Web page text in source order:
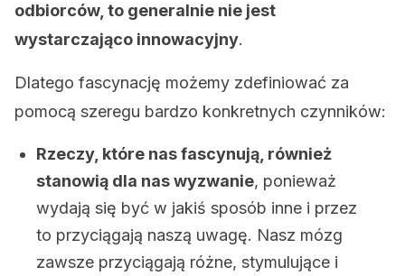
odbiorców, to generalnie nie jest
wystarczająco innowacyjny.
Dlatego fascynację możemy zdefiniować za
pomocą szeregu bardzo konkretnych czynników:
Rzeczy, które nas fascynują, również
stanowią dla nas wyzwanie, ponieważ
wydają się być w jakiś sposób inne i przez
to przyciągają naszą uwagę. Nasz mózg
zawsze przyciągają różne, stymulujące i